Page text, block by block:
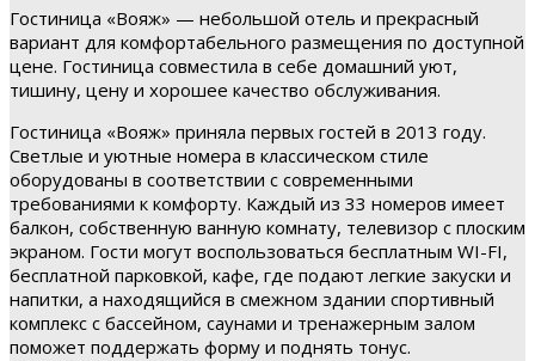
Гостиница «Вояж» — небольшой отель и прекрасный
вариант для комфортабельного размещения по доступной
цене. Гостиница совместила в себе домашний уют,
тишину, цену и хорошее качество обслуживания.
Гостиница «Вояж» приняла первых гостей в 2013 году.
Светлые и уютные номера в классическом стиле
оборудованы в соответствии с современными
требованиями к комфорту. Каждый из 33 номеров имеет
балкон, собственную ванную комнату, телевизор с плоским
экраном. Гости могут воспользоваться бесплатным WI-FI,
бесплатной парковкой, кафе, где подают легкие закуски и
напитки, а находящийся в смежном здании спортивный
комплекс с бассейном, саунами и тренажерным залом
поможет поддержать форму и поднять тонус.